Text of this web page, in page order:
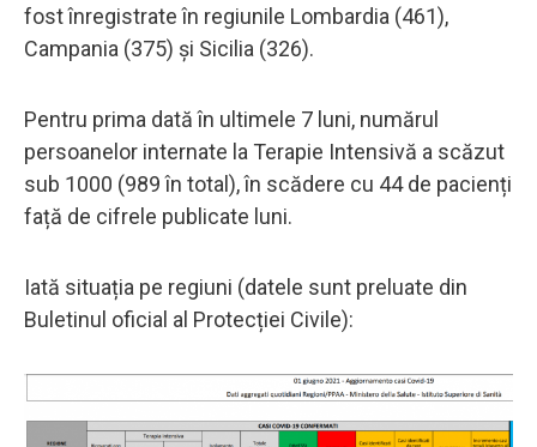
fost înregistrate în regiunile Lombardia (461),
Campania (375) și Sicilia (326).
Pentru prima dată în ultimele 7 luni, numărul
persoanelor internate la Terapie Intensivă a scăzut
sub 1000 (989 în total), în scădere cu 44 de pacienți
față de cifrele publicate luni.
Iată situația pe regiuni (datele sunt preluate din
Buletinul oficial al Protecției Civile):